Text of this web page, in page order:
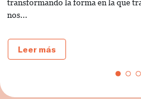
transformando la forma en la que
nos...
Leer más